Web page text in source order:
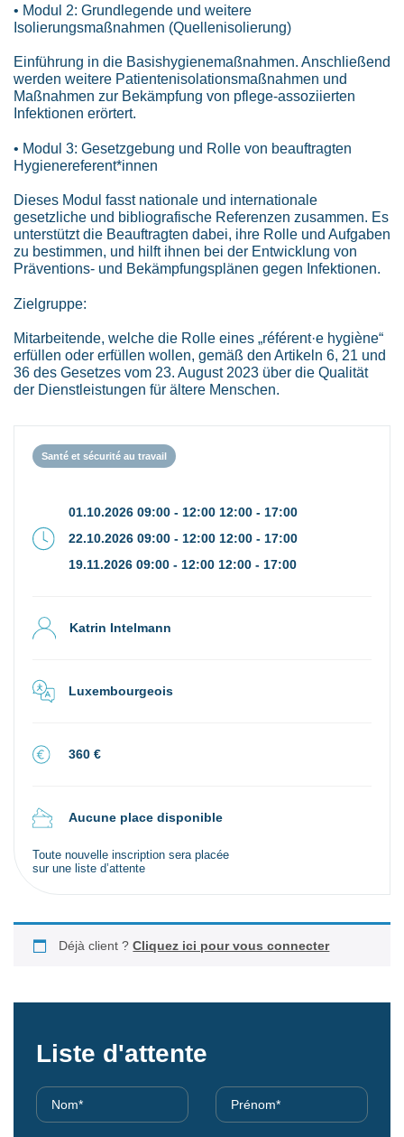
• Modul 2: Grundlegende und weitere
Isolierungsmaßnahmen (Quellenisolierung)
Einführung in die Basishygienemaßnahmen. Anschließend
werden weitere Patientenisolationsmaßnahmen und
Maßnahmen zur Bekämpfung von pflege-assoziierten
Infektionen erörtert.
• Modul 3: Gesetzgebung und Rolle von beauftragten
Hygienereferent*innen
Dieses Modul fasst nationale und internationale
gesetzliche und bibliografische Referenzen zusammen. Es
unterstützt die Beauftragten dabei, ihre Rolle und Aufgaben
zu bestimmen, und hilft ihnen bei der Entwicklung von
Präventions- und Bekämpfungsplänen gegen Infektionen.
Zielgruppe:
Mitarbeitende, welche die Rolle eines „référent·e hygiène“
erfüllen oder erfüllen wollen, gemäß den Artikeln 6, 21 und
36 des Gesetzes vom 23. August 2023 über die Qualität
der Dienstleistungen für ältere Menschen.
Santé et sécurité au travail
01.10.2026 09:00 - 12:00 12:00 - 17:00
22.10.2026 09:00 - 12:00 12:00 - 17:00
19.11.2026 09:00 - 12:00 12:00 - 17:00
Katrin Intelmann
Luxembourgeois
360 €
Aucune place disponible
Toute nouvelle inscription sera placée
sur une liste d’attente
Déjà client ?Cliquez ici pour vous connecter
Liste d'attente